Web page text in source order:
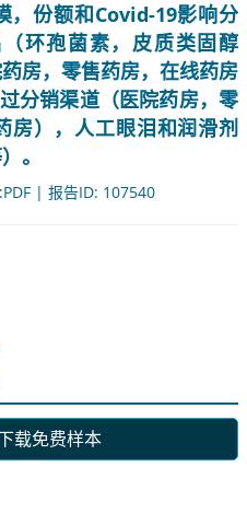
，份额和Covid-19影响分
环孢菌素，皮质类固醇
房，零售药房，在线药房
分销渠道（医院药房，零
房），人工眼泪和润滑剂
。
| 报告ID: 107540
载免费样本